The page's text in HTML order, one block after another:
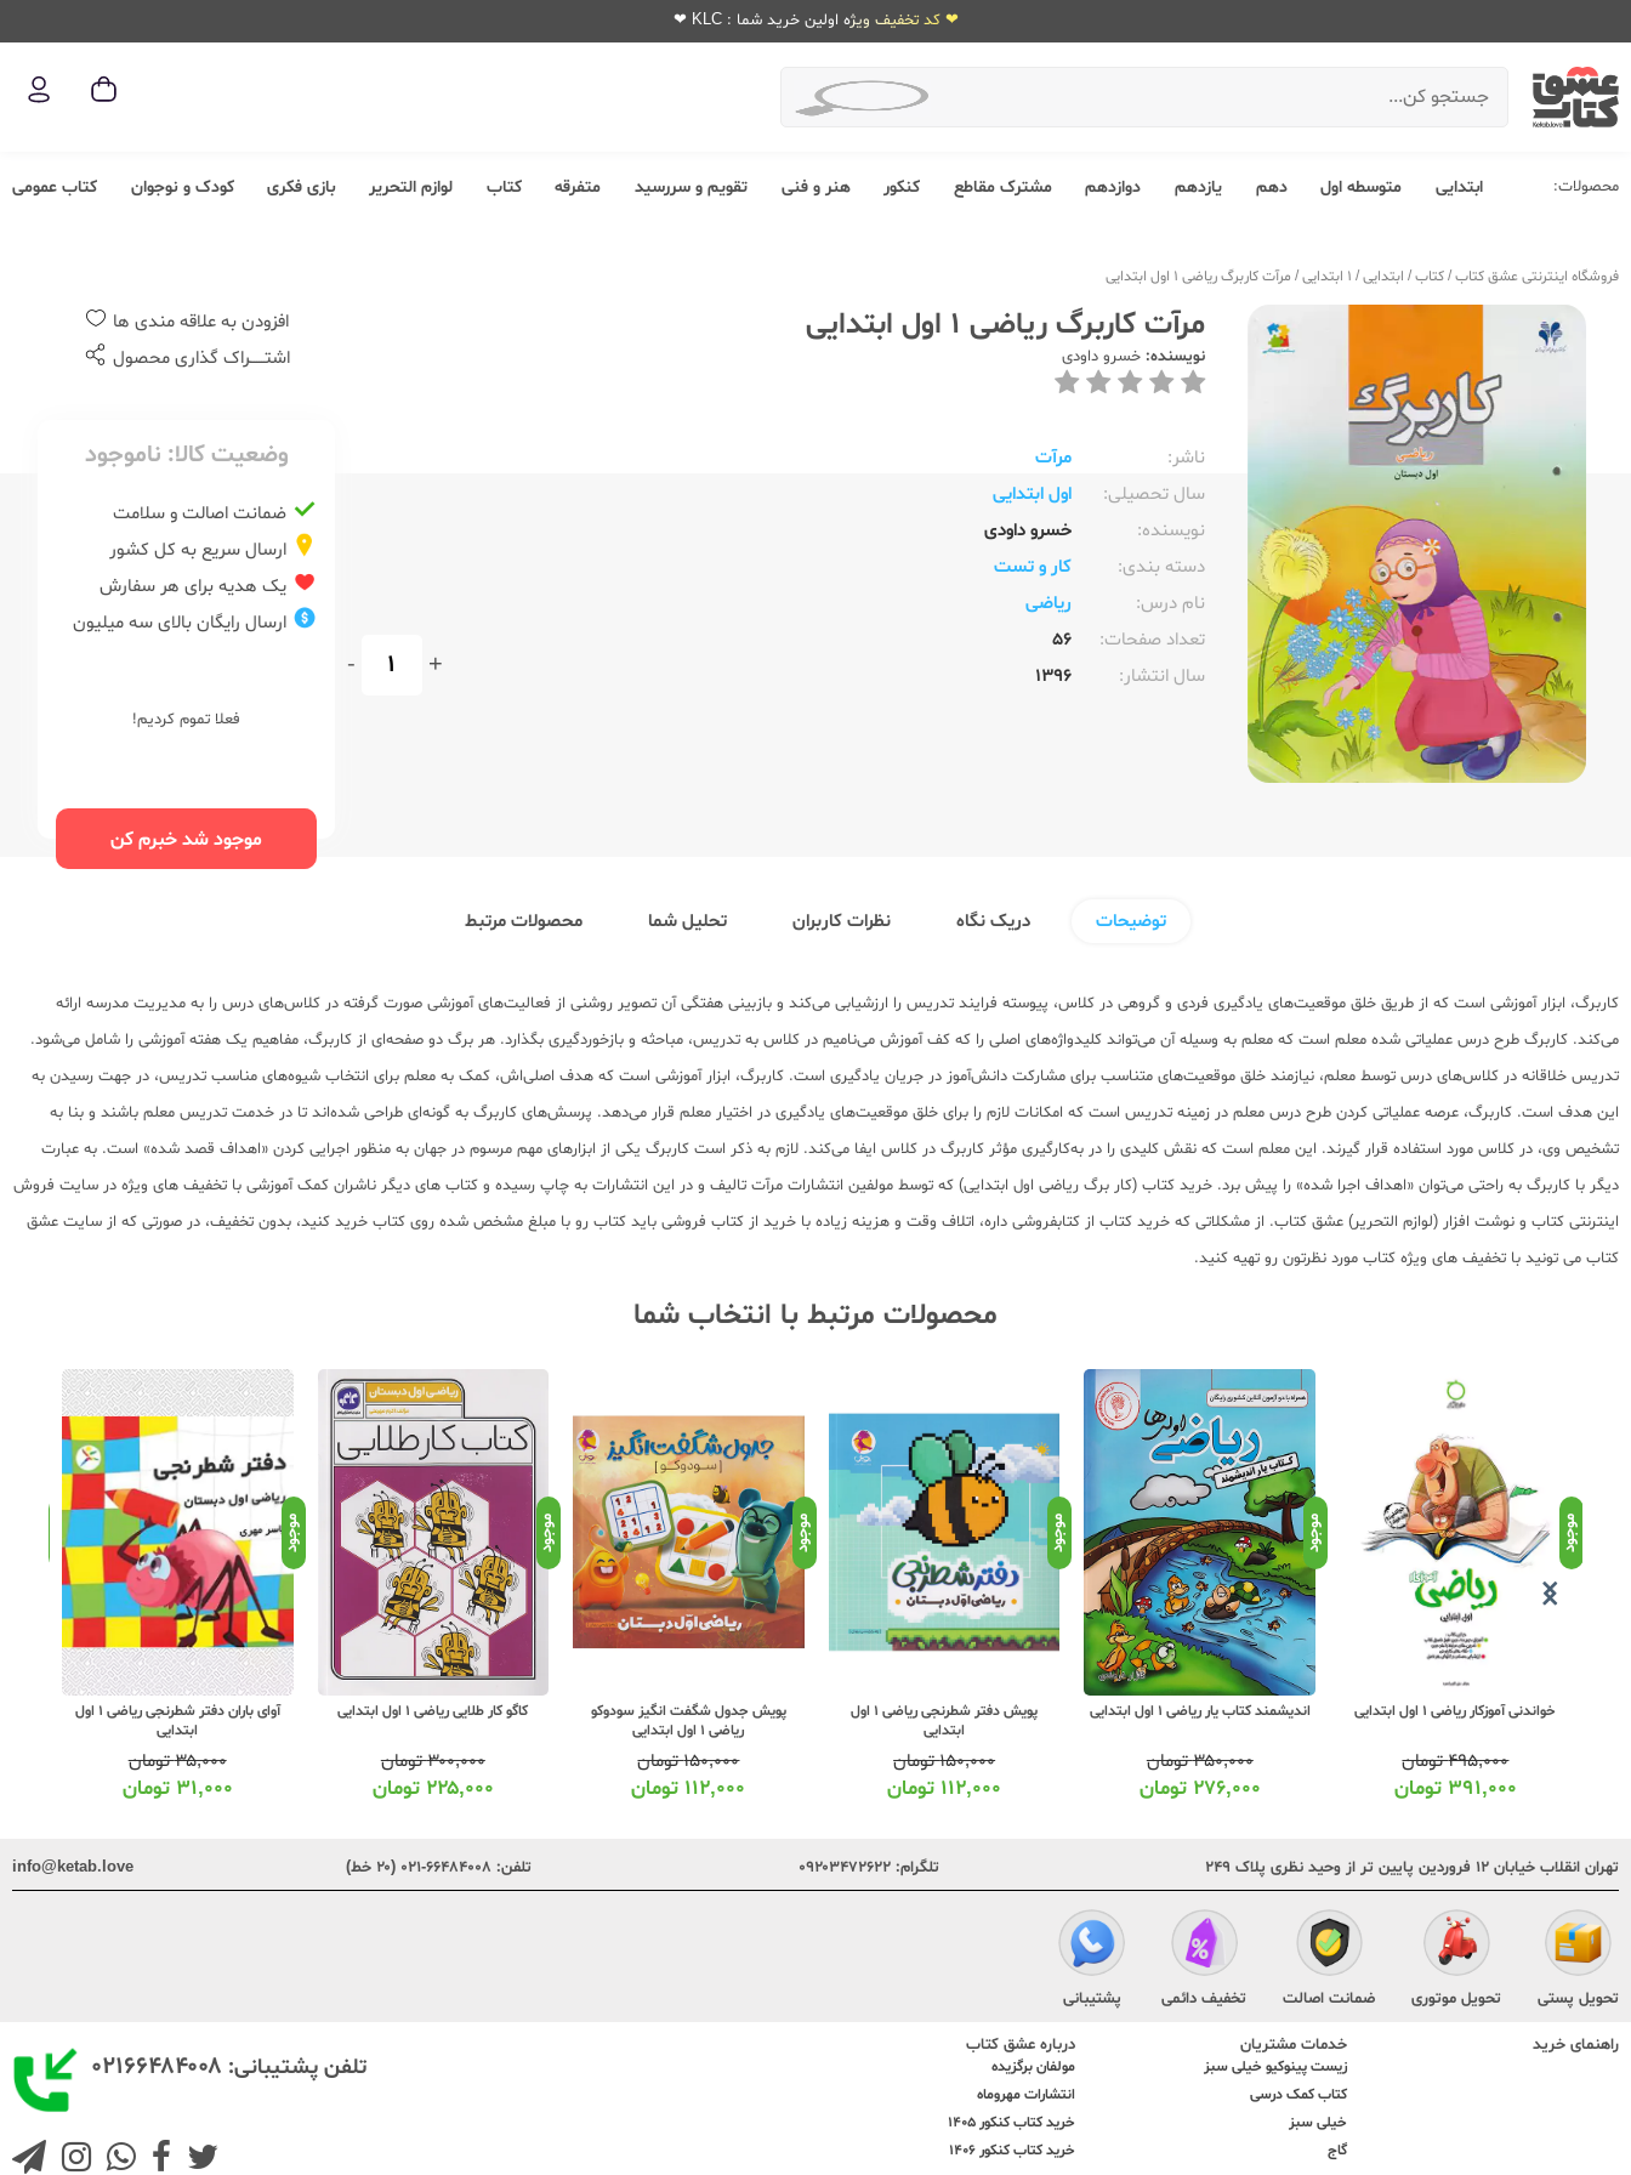
❤ کد تخفیف ویژه اولین خرید شما : KLC ❤
محصولات: ابتدایی متوسطه اول دهم یازدهم دوازدهم مشترک مقاطع کنکور هنر و فنی تقویم و سررسید متفرقه کتاب لوازم التحریر بازی فکری کودک و نوجوان کتاب عمومی
فروشگاه اینترنتی عشق کتاب/کتاب/ ابتدایی/ 1 ابتدایی / مرآت کاربرگ ریاضی 1 اول ابتدایی
مرآت کاربرگ ریاضی 1 اول ابتدایی
نویسنده: خسرو داودی
ناشر:‌
مرآت
سال تحصیلی:‌
اول ابتدایی
نویسنده:‌
خسرو داودی
دسته بندی:
کار و تست
نام درس:
ریاضی
تعداد صفحات:‌
56
سال انتشار:‌
1396
+
-
افزودن به علاقه مندی ها
اشتــــــراک گذاری محصول
وضعیت کالا: ناموجود
ضمانت اصالت و سلامت
ارسال سریع به کل کشور
یک هدیه برای هر سفارش
ارسال رایگان بالای سه میلیون
فعلا تموم کردیم!
موجود شد خبرم کن
توضیحات دریک نگاه نظرات کاربران تحلیل شما محصولات مرتبط
کاربرگ، ابزار آموزشی است که از طریق خلق موقعیت‌های یادگیری فردی و گروهی در کلاس، پیوسته فرایند تدریس را ارزشیابی می‌کند و بازبینی هفتگی آن تصویر روشنی از فعالیت‌های آموزشی صورت گرفته در کلاس‌های درس را به مدیریت مدرسه ارائه
می‌کند. کاربرگ طرح درس عملیاتی شده معلم است که معلم به وسیله آن می‌تواند کلیدواژه‌های اصلی را که کف آموزش می‌نامیم در کلاس به تدریس، مباحثه و بازخوردگیری بگذارد. هر برگ دو صفحه‌ای از کاربرگ، مفاهیم یک هفته آموزشی را شامل می‌شود.
تدریس خلاقانه در کلاس‌های درس توسط معلم، نیازمند خلق موقعیت‌های متناسب برای مشارکت دانش‌آموز در جریان یادگیری است. کاربرگ، ابزار آموزشی است که هدف اصلی‌اش، کمک به معلم برای انتخاب شیوه‌های مناسب تدریس، در جهت رسیدن به
این هدف است. کاربرگ، عرصه عملیاتی کردن طرح درس معلم در زمینه تدریس است که امکانات لازم را برای خلق موقعیت‌های یادگیری در اختیار معلم قرار می‌دهد. پرسش‌های کاربرگ به گونه‌ای طراحی شده‌اند تا در خدمت تدریس معلم باشند و بنا به
تشخیص وی، در کلاس مورد استفاده قرار گیرند. این معلم است که نقش کلیدی را در به‌کارگیری مؤثر کاربرگ در کلاس ایفا می‌کند. لازم به ذکر است کاربرگ یکی از ابزارهای مهم مرسوم در جهان به منظور اجرایی کردن «اهداف قصد شده» است. به عبارت
دیگر با کاربرگ به راحتی می‌توان «اهداف اجرا شده» را پیش برد. خرید کتاب (کار برگ ریاضی اول ابتدایی) که توسط مولفین انتشارات مرآت تالیف و در این انتشارات به چاپ رسیده و کتاب های دیگر ناشران کمک آموزشی با تخفیف های ویژه در سایت فروش
اینترنتی کتاب و نوشت افزار (لوازم التحریر) عشق کتاب. از مشکلاتی که خرید کتاب از کتابفروشی داره، اتلاف وقت و هزینه زیاده با خرید از کتاب فروشی باید کتاب رو با مبلغ مشخص شده روی کتاب خرید کنید، بدون تخفیف، در صورتی که از سایت عشق
کتاب می تونید با تخفیف های ویژه کتاب مورد نظرتون رو تهیه کنید.
محصولات مرتبط با انتخاب شما
موجود
اندیشمند کتاب یار ریاضی 1 اول ابتدایی
۳۵۰,۰۰۰تومان
۲۷۶,۰۰۰ تومان
موجود
پویش دفتر شطرنجی ریاضی 1 اول
۱۵۰,۰۰۰تومان
۱۱۲,۰۰۰تومان
موجود
پویش جدول شگفت انگیز سودوکو
ریاضی 1 اول ابتدایی
۱۵۰,۰۰۰تومان
۱۱۲,۰۰۰ تومان
موجود
کاگو کار طلایی ریاضی 1 اول ابتدایی
۳۰۰,۰۰۰تومان
۲۲۵,۰۰۰ تومان
موجود
آوای باران دفتر شطرنجی ریاضی 1 اول
۳۵,۰۰۰تومان
۳۱,۰۰۰تومان
موجود
مبتکران کارما ریاضی 1 اول ابتدایی
۳۴۰,۰۰۰تومان
۲۷۲,۰۰۰ تومان
تهران انقلاب خیابان ۱۲ فروردین پایین تر از وحید نظری پلاک ۲۴۹ تلگرام: ۰۹۲۰۳۴۷۲۶۲۲ تلفن: ۶۶۴۸۴۰۰۸-۰۲۱ (۲۰ خط) info@ketab.love
تحویل پستی تحویل موتوری ضمانت اصالت تخفیف دائمی پشتیبانی
راهنمای خرید خدمات مشتریان
زیست پینوکیو خیلی سبز
کتاب کمک درسی
خیلی سبز
گاج
درباره عشق کتاب
مولفان برگزیده
انتشارات مهروماه
خرید کتاب کنکور 1405
خرید کتاب کنکور 1406
تلفن پشتیبانی: ۰۲۱۶۶۴۸۴۰۰۸